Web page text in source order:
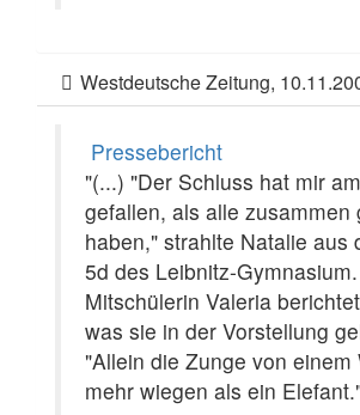
Westdeutsche Zeitung,
Pressebericht
"(...) "Der Schluss hat mir
gefallen, als alle zusammen
haben," strahlte Natalie aus
5d des Leibnitz-
Mitschülerin Valeria
was sie in der Vorstellung
"Allein die Zunge von einem
mehr wiegen als ein